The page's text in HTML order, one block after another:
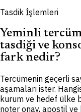
Tasdik İşlemleri
Yeminli
tasdiği ve
fark nedir?
Tercümenin geçerli
aşamaları ister.
kurum ve hedef ülke
noter onay, apostil